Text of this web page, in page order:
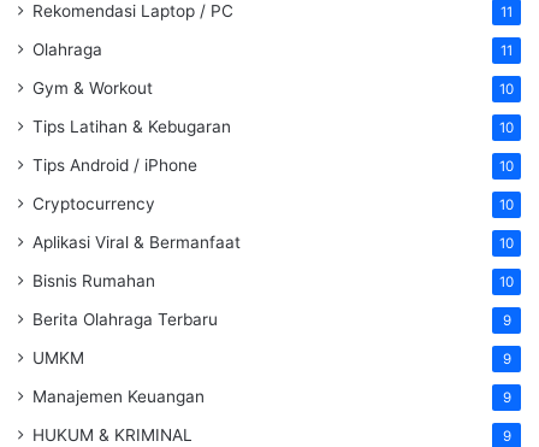
Rekomendasi Laptop / PC 11
Olahraga 11
Gym & Workout 10
Tips Latihan & Kebugaran 10
Tips Android / iPhone 10
Cryptocurrency 10
Aplikasi Viral & Bermanfaat 10
Bisnis Rumahan 10
Berita Olahraga Terbaru 9
UMKM 9
Manajemen Keuangan 9
HUKUM & KRIMINAL 9